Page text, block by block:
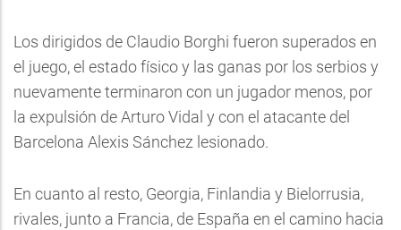
Los dirigidos de Claudio Borghi fueron superados en
el juego, el estado físico y las ganas por los serbios y
nuevamente terminaron con un jugador menos, por
la expulsión de Arturo Vidal y con el atacante del
Barcelona Alexis Sánchez lesionado.
En cuanto al resto, Georgia, Finlandia y Bielorrusia,
rivales, junto a Francia, de España en el camino hacia